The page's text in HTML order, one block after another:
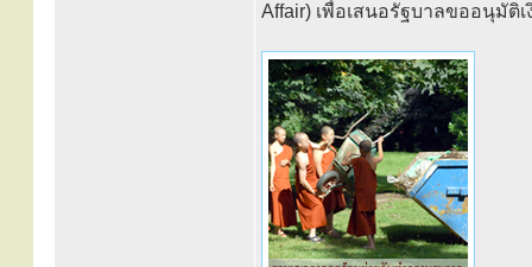
Affair) เพื่อเสนอรัฐบาลขออนุมั